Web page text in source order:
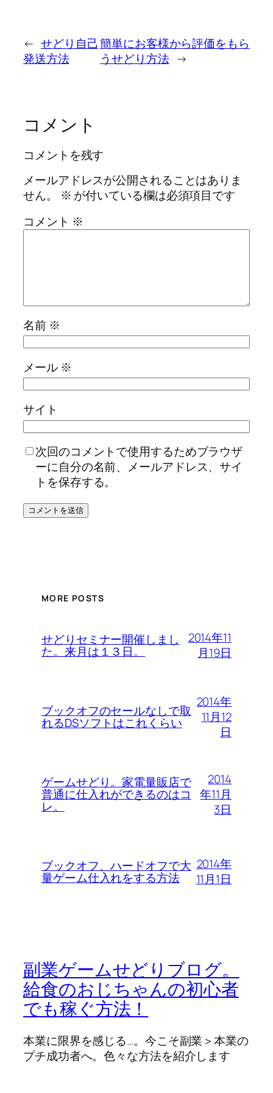
← せどり自己
発送方法
簡単にお客様から評価をもら
うせどり方法 →
コメント
コメントを残す
メールアドレスが公開されることはありま
せん。
※ が付いている欄は必須項目です
コメント ※
名前 ※
メール ※
サイト
次回のコメントで使用するためブラウザ
ーに自分の名前、メールアドレス、サイ
トを保存する。
MORE POSTS
せどりセミナー開催しまし
た。来月は１３日。
2014年11
月19日
ブックオフのセールなしで取
れるDSソフトはこれくらい
2014年
11月12
日
ゲームせどり。家電量販店で
普通に仕入れができるのはコ
レ。
2014
年11月
3日
ブックオフ、ハードオフで大
量ゲーム仕入れをする方法
2014年
11月1日
副業ゲームせどりブログ。
給食のおじちゃんの初心者
でも稼ぐ方法！
本業に限界を感じる…。今こそ副業＞本業の
プチ成功者へ。色々な方法を紹介します